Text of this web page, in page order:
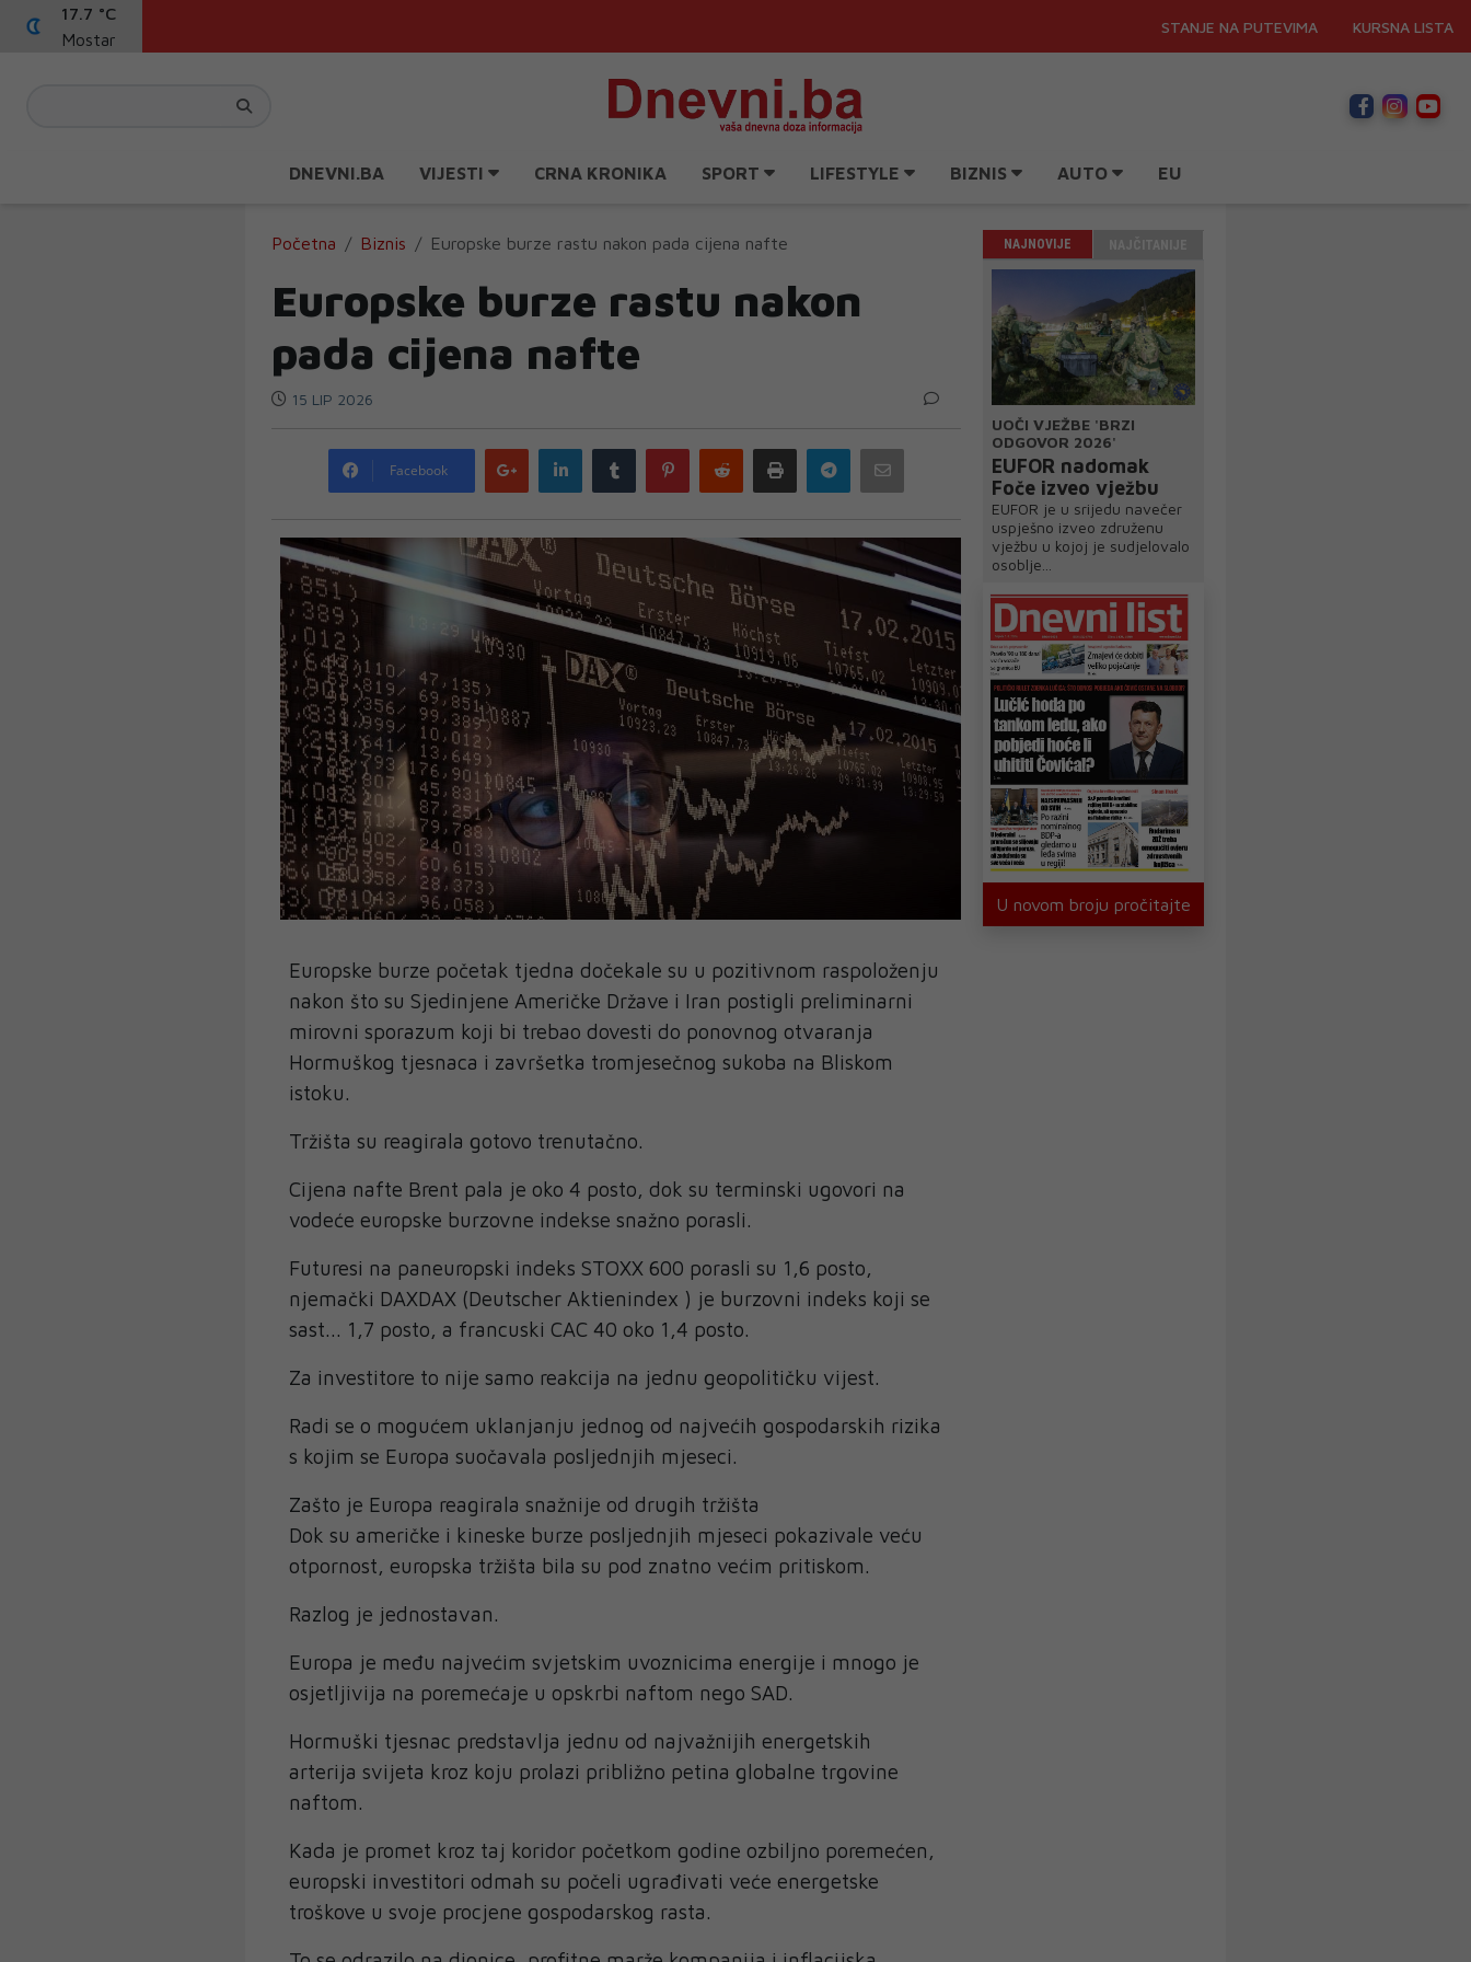
17.7 °C
Mostar
STANJE NA PUTEVIMA KURSNA LISTA
DNEVNI.BA VIJESTI CRNA KRONIKA SPORT LIFESTYLE BIZNIS AUTO EU
Početna Biznis Europske burze rastu nakon pada cijena nafte
Europske burze rastu nakon
pada cijena nafte
15 LIP 2026
Facebook
Google
plus
LinkedIn Tumblr PinterestReddit Print Telegram
Europske burze početak tjedna dočekale su u pozitivnom raspoloženju
nakon što su Sjedinjene Američke Države i Iran postigli preliminarni
mirovni sporazum koji bi trebao dovesti do ponovnog otvaranja
Hormuškog tjesnaca i završetka tromjesečnog sukoba na Bliskom
istoku.
Tržišta su reagirala gotovo trenutačno.
Cijena nafte Brent pala je oko 4 posto, dok su terminski ugovori na
vodeće europske burzovne indekse snažno porasli.
Futuresi na paneuropski indeks STOXX 600 porasli su 1,6 posto,
njemački DAXDAX (Deutscher Aktienindex ) je burzovni indeks koji se
sast... 1,7 posto, a francuski CAC 40 oko 1,4 posto.
Za investitore to nije samo reakcija na jednu geopolitičku vijest.
Radi se o mogućem uklanjanju jednog od najvećih gospodarskih rizika
s kojim se Europa suočavala posljednjih mjeseci.
Zašto je Europa reagirala snažnije od drugih tržišta
Dok su američke i kineske burze posljednjih mjeseci pokazivale veću
otpornost, europska tržišta bila su pod znatno većim pritiskom.
Razlog je jednostavan.
Europa je među najvećim svjetskim uvoznicima energije i mnogo je
osjetljivija na poremećaje u opskrbi naftom nego SAD.
Hormuški tjesnac predstavlja jednu od najvažnijih energetskih
arterija svijeta kroz koju prolazi približno petina globalne trgovine
naftom.
Kada je promet kroz taj koridor početkom godine ozbiljno poremećen,
europski investitori odmah su počeli ugrađivati veće energetske
troškove u svoje procjene gospodarskog rasta.
NAJNOVIJE
UOČI VJEŽBE 'BRZI
ODGOVOR 2026'
EUFOR nadomak
Foče izveo vježbu
EUFOR je u srijedu navečer
uspješno izveo združenu
vježbu u kojoj je sudjelovalo
osoblje...
U novom broju pročitajte